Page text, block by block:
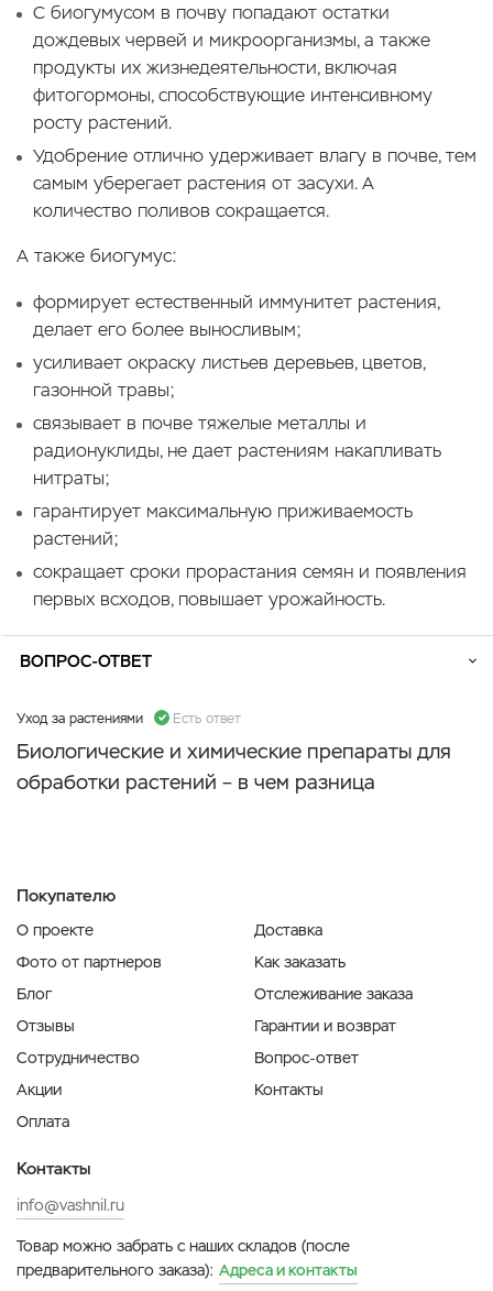
С биогумусом в почву попадают остатки
дождевых червей и микроорганизмы, а также
продукты их жизнедеятельности, включая
фитогормоны, способствующие интенсивному
росту растений.
Удобрение отлично удерживает влагу в почве, тем
самым уберегает растения от засухи. А
количество поливов сокращается.
А также биогумус:
формирует естественный иммунитет растения,
делает его более выносливым;
усиливает окраску листьев деревьев, цветов,
газонной травы;
связывает в почве тяжелые металлы и
радионуклиды, не дает растениям накапливать
нитраты;
гарантирует максимальную приживаемость
растений;
сокращает сроки прорастания семян и появления
первых всходов, повышает урожайность.
ВОПРОС-ОТВЕТ
Уход за растениями Есть ответ
Биологические и химические препараты для
обработки растений – в чем разница
Покупателю
О проекте
Фото от партнеров
Блог
Отзывы
Сотрудничество
Акции
Оплата
Доставка
Как заказать
Отслеживание заказа
Гарантии и возврат
Вопрос-ответ
Контакты
Контакты
info@vashnil.ru
Товар можно забрать с наших складов (после
предварительного заказа): Адреса и контакты